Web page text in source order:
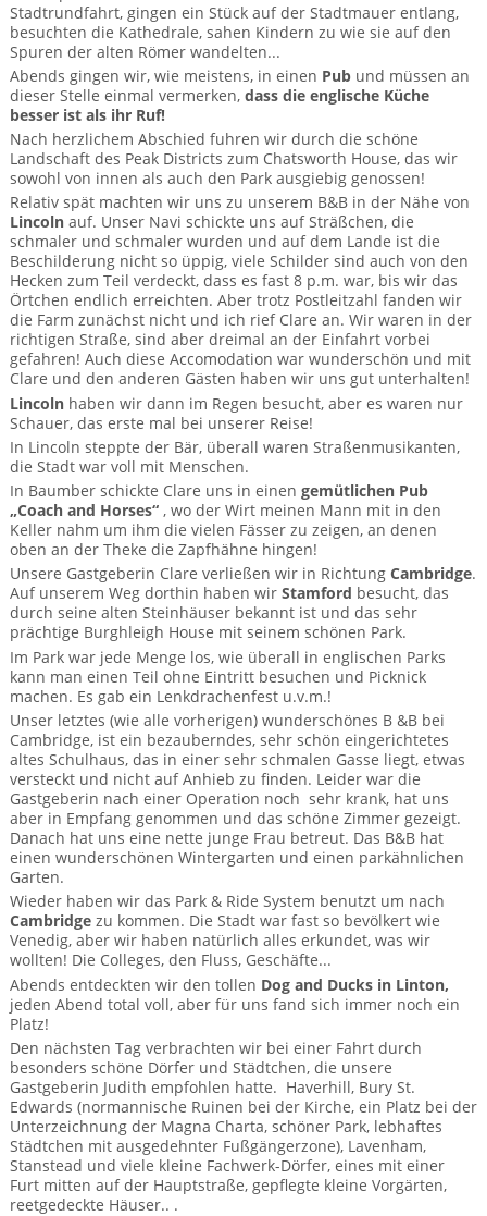
Stadtrundfahrt, gingen ein Stück auf der Stadtmauer entlang,
besuchten die Kathedrale, sahen Kindern zu wie sie auf den
Spuren der alten Römer wandelten...
Abends gingen wir, wie meistens, in einen Pubund müssen an
dieser Stelle einmal vermerken, dass die englische Küche
besser ist als ihr Ruf!
Nach herzlichem Abschied fuhren wir durch die schöne
Landschaft des Peak Districts zum Chatsworth House, das wir
sowohl von innen als auch den Park ausgiebig genossen!
Relativ spät machten wir uns zu unserem B&B in der Nähe von
Lincolnauf. Unser Navi schickte uns auf Sträßchen, die
schmaler und schmaler wurden und auf dem Lande ist die
Beschilderung nicht so üppig, viele Schilder sind auch von den
Hecken zum Teil verdeckt, dass es fast 8 p.m. war, bis wir das
Örtchen endlich erreichten. Aber trotz Postleitzahl fanden wir
die Farm zunächst nicht und ich rief Clare an. Wir waren in der
richtigen Straße, sind aber dreimal an der Einfahrt vorbei
gefahren! Auch diese Accomodation war wunderschön und mit
Clare und den anderen Gästen haben wir uns gut unterhalten!
Lincolnhaben wir dann im Regen besucht, aber es waren nur
Schauer, das erste mal bei unserer Reise!
In Lincoln steppte der Bär, überall waren Straßenmusikanten,
die Stadt war voll mit Menschen.
In Baumber schickte Clare uns in einen gemütlichen Pub
„Coach and Horses“, wo der Wirt meinen Mann mit in den
Keller nahm um ihm die vielen Fässer zu zeigen, an denen
oben an der Theke die Zapfhähne hingen!
Unsere Gastgeberin Clare verließen wir in Richtung Cambridge.
Auf unserem Weg dorthin haben wir Stamford besucht, das
durch seine alten Steinhäuser bekannt ist und das sehr
prächtige Burghleigh House mit seinem schönen Park.
Im Park war jede Menge los, wie überall in englischen Parks
kann man einen Teil ohne Eintritt besuchen und Picknick
machen. Es gab ein Lenkdrachenfest u.v.m.!
Unser letztes (wie alle vorherigen) wunderschönes B &B bei
Cambridge, ist ein bezauberndes, sehr schön eingerichtetes
altes Schulhaus, das in einer sehr schmalen Gasse liegt, etwas
versteckt und nicht auf Anhieb zu finden. Leider war die
Gastgeberin nach einer Operation noch sehr krank, hat uns
aber in Empfang genommen und das schöne Zimmer gezeigt.
Danach hat uns eine nette junge Frau betreut. Das B&B hat
einen wunderschönen Wintergarten und einen parkähnlichen
Garten.
Wieder haben wir das Park & Ride System benutzt um nach
Cambridgezu kommen. Die Stadt war fast so bevölkert wie
Venedig, aber wir haben natürlich alles erkundet, was wir
wollten! Die Colleges, den Fluss, Geschäfte...
Abends entdeckten wir den tollen Dog and Ducks in Linton,
jeden Abend total voll, aber für uns fand sich immer noch ein
Platz!
Den nächsten Tag verbrachten wir bei einer Fahrt durch
besonders schöne Dörfer und Städtchen, die unsere
Gastgeberin Judith empfohlen hatte. Haverhill, Bury St.
Edwards (normannische Ruinen bei der Kirche, ein Platz bei der
Unterzeichnung der Magna Charta, schöner Park, lebhaftes
Städtchen mit ausgedehnter Fußgängerzone), Lavenham,
Stanstead und viele kleine Fachwerk-Dörfer, eines mit einer
Furt mitten auf der Hauptstraße, gepflegte kleine Vorgärten,
reetgedeckte Häuser.. .